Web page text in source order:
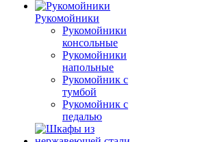
Рукомойники
Рукомойники
консольные
Рукомойники
напольные
Рукомойник с
тумбой
Рукомойник с
педалью